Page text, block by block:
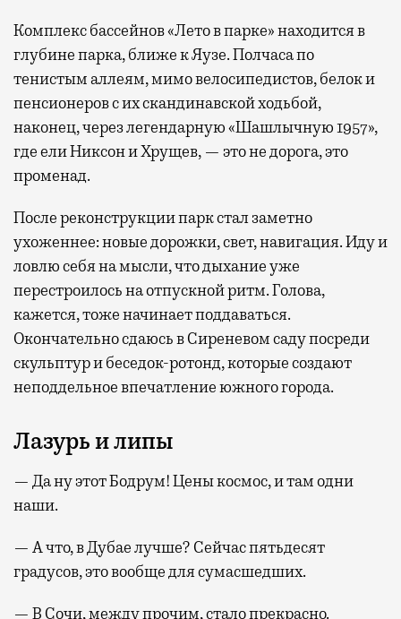
Комплекс бассейнов «Лето в парке» находится в
глубине парка, ближе к Яузе. Полчаса по
тенистым аллеям, мимо велосипедистов, белок и
пенсионеров с их скандинавской ходьбой,
наконец, через легендарную «Шашлычную 1957»,
где ели Никсон и Хрущев, — это не дорога, это
променад.
После реконструкции парк стал заметно
ухоженнее: новые дорожки, свет, навигация. Иду и
ловлю себя на мысли, что дыхание уже
перестроилось на отпускной ритм. Голова,
кажется, тоже начинает поддаваться.
Окончательно сдаюсь в Сиреневом саду посреди
скульптур и беседок-ротонд, которые создают
неподдельное впечатление южного города.
Лазурь и липы
— Да ну этот Бодрум! Цены космос, и там одни
наши.
— А что, в Дубае лучше? Сейчас пятьдесят
градусов, это вообще для сумасшедших.
— В Сочи, между прочим, стало прекрасно.